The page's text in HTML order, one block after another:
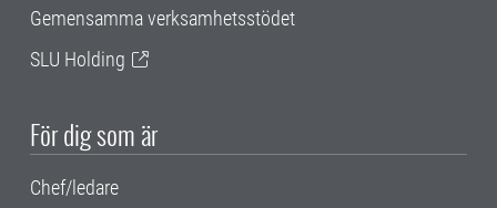
Gemensamma verksamhetsstödet
SLU Holding
För dig som är
Chef/ledare